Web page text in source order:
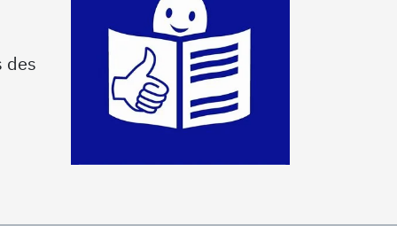
des